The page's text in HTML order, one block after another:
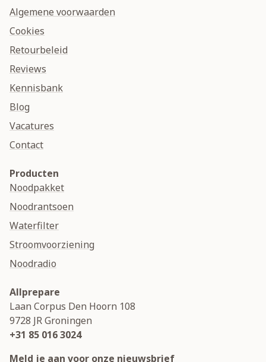
Algemene voorwaarden
Cookies
Retourbeleid
Reviews
Kennisbank
Blog
Vacatures
Contact
Producten
Noodpakket
Noodrantsoen
Waterfilter
Stroomvoorziening
Noodradio
Allprepare
Laan Corpus Den Hoorn 108
9728 JRGroningen
+31 85 016 3024
Meld je aan voor onze nieuwsbrief